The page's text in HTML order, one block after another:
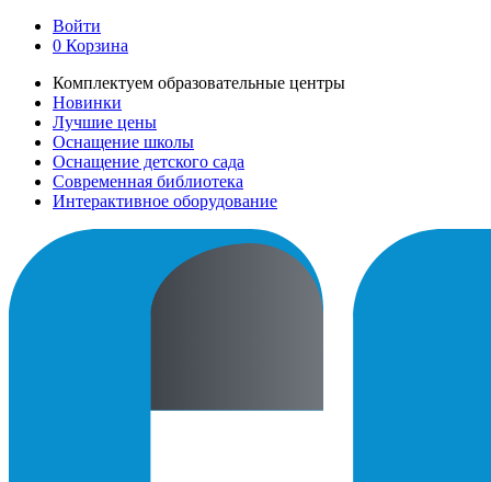
Войти
0 Корзина
Комплектуем образовательные центры
Новинки
Лучшие цены
Оснащение школы
Оснащение детского сада
Современная библиотека
Интерактивное оборудование